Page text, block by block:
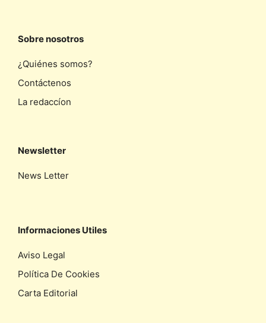
Sobre nosotros
¿Quiénes somos?
Contáctenos
La redaccíon
Newsletter
News Letter
Informaciones Utiles
Aviso Legal
Política De Cookies
Carta Editorial